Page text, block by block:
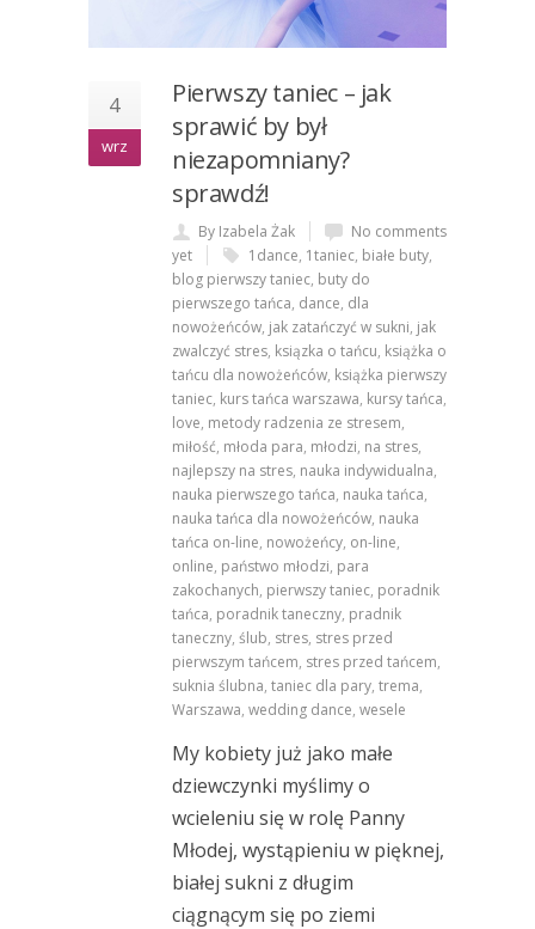
4
wrz
Pierwszy taniec – jak
sprawić by był
niezapomniany?
sprawdź!
By Izabela Żak
No comments
yet
1dance, 1taniec, białe buty,
blog pierwszy taniec, buty do
pierwszego tańca, dance, dla
nowożeńców, jak zatańczyć w sukni, jak
zwalczyć stres, ksiązka o tańcu, książka o
tańcu dla nowożeńców, książka pierwszy
taniec, kurs tańca warszawa, kursy tańca,
love, metody radzenia ze stresem,
miłość, młoda para, młodzi, na stres,
najlepszy na stres, nauka indywidualna,
nauka pierwszego tańca, nauka tańca,
nauka tańca dla nowożeńców, nauka
tańca on-line, nowożeńcy, on-line,
online, państwo młodzi, para
zakochanych, pierwszy taniec, poradnik
tańca, poradnik taneczny, pradnik
taneczny, ślub, stres, stres przed
pierwszym tańcem, stres przed tańcem,
suknia ślubna, taniec dla pary, trema,
Warszawa, wedding dance, wesele
My kobiety już jako małe
dziewczynki myślimy o
wcieleniu się w rolę Panny
Młodej, wystąpieniu w pięknej,
białej sukni z długim
ciągnącym się po ziemi